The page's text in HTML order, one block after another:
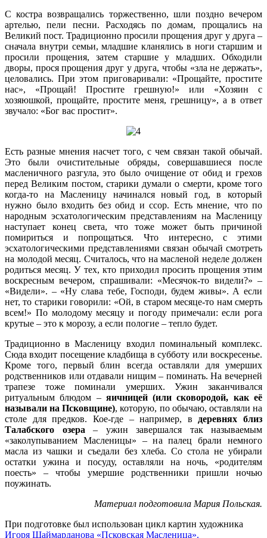
С костра возвращались торжественно, шли поздно вечером
артелью, пели песни. Расходясь по домам, прощались на
Великий пост. Традиционно просили прощения друг у друга –
сначала внутри семьи, младшие кланялись в ноги старшим и
просили прощения, затем старшие у младших. Обходили
дворы, прося прощения друг у друга, чтобы «зла не держать»,
целовались. При этом приговаривали: «Прощайте, простите
нас», «Прощай! Простите грешную!» или «Хозяин с
хозяюшкой, прощайте, простите меня, грешницу», а в ответ
звучало: «Бог вас простит».
Есть разные мнения насчет того, с чем связан такой обычай.
Это были очистительные обряды, совершавшиеся после
масленичного разгула, это было очищение от обид и грехов
перед Великим постом, старики думали о смерти, кроме того
когда-то на Масленицу начинался новый год, в который
нужно было входить без обид и ссор. Есть мнение, что по
народным эсхатологическим представлениям на Масленицу
наступает конец света, что тоже может быть причиной
помириться и попрощаться. Что интересно, с этими
эсхатологическими представлениями связан обычай смотреть
на молодой месяц. Считалось, что на масленой неделе должен
родиться месяц. У тех, кто приходил просить прощения этим
воскресным вечером, спрашивали: «Месячок-то видели?» –
«Видели». – «Ну слава тебе, Господи, будем живы». А если
нет, то старики говорили: «Ой, в старом месяце-то нам смерть
всем!» По молодому месяцу и погоду примечали: если рога
крутые – это к морозу, а если пологие – тепло будет.
Традиционно в Масленицу входил поминальный комплекс.
Сюда входит посещение кладбища в субботу или воскресенье.
Кроме того, первый блин всегда оставляли для умерших
родственников или отдавали нищим – поминать. На вечерней
трапезе тоже поминали умерших. Ужин заканчивался
ритуальным блюдом – яичницей (или сковородой, как её
называли на Псковщине), которую, по обычаю, оставляли на
столе для предков. Кое-где – например, в деревнях близ
Талабского озера – ужин завершался так называемым
«заколупыванием Масленицы» – на палец брали немного
масла из чашки и съедали без хлеба. Со стола не убирали
остатки ужина и посуду, оставляли на ночь, «родителям
поесть» – чтобы умершие родственники пришли ночью
поужинать.
Материал подготовила Мария Польская.
При подготовке был использован цикл картин художника
Игоря Шаймарданова «Псковская Масленица».